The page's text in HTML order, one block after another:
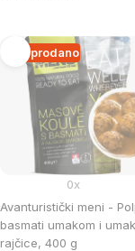
Rasprodano
Avanturistički meni -
basmati umakom i
rajčice, 400 g
0x